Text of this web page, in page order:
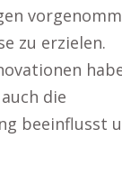
zu erzielen.
die
beeinflusst